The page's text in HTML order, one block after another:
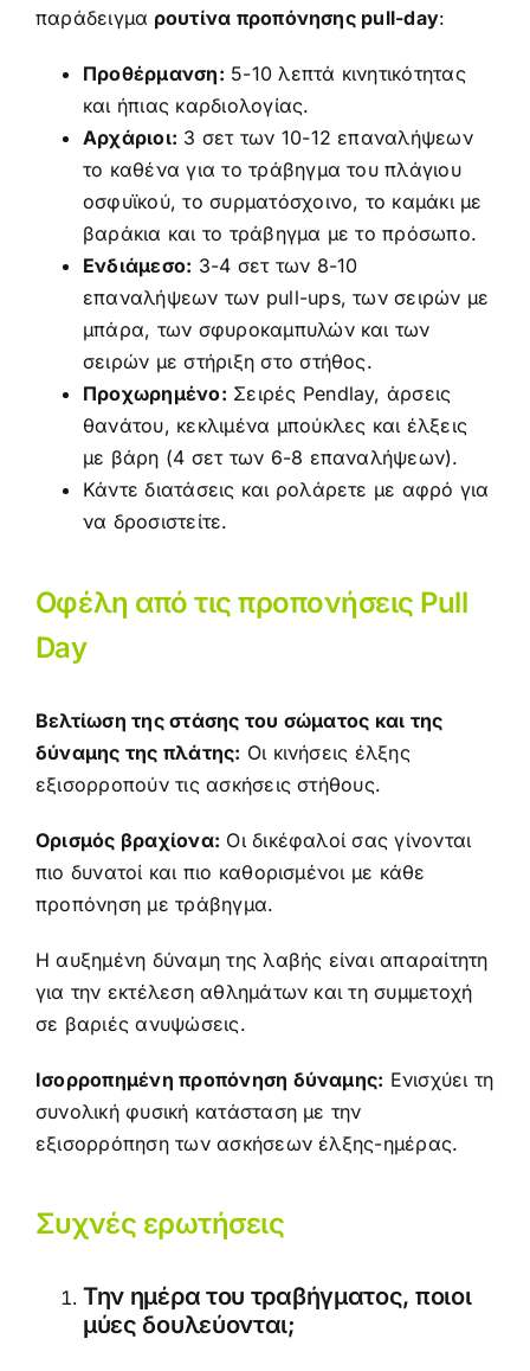
παράδειγμα ρουτίνα προπόνησης pull-day:
Προθέρμανση: 5-10 λεπτά κινητικότητας
και ήπιας καρδιολογίας.
Αρχάριοι: 3 σετ των 10-12 επαναλήψεων
το καθένα για το τράβηγμα του πλάγιου
οσφυϊκού, το συρματόσχοινο, το καμάκι με
βαράκια και το τράβηγμα με το πρόσωπο.
Ενδιάμεσο: 3-4 σετ των 8-10
επαναλήψεων των pull-ups, των σειρών με
μπάρα, των σφυροκαμπυλών και των
σειρών με στήριξη στο στήθος.
Προχωρημένο: Σειρές Pendlay, άρσεις
θανάτου, κεκλιμένα μπούκλες και έλξεις
με βάρη (4 σετ των 6-8 επαναλήψεων).
Κάντε διατάσεις και ρολάρετε με αφρό για
να δροσιστείτε.
Οφέλη από τις προπονήσεις Pull
Day
Βελτίωση της στάσης του σώματος και της
δύναμης της πλάτης: Οι κινήσεις έλξης
εξισορροπούν τις ασκήσεις στήθους.
Ορισμός βραχίονα: Οι δικέφαλοί σας γίνονται
πιο δυνατοί και πιο καθορισμένοι με κάθε
προπόνηση με τράβηγμα.
Η αυξημένη δύναμη της λαβής είναι απαραίτητη
για την εκτέλεση αθλημάτων και τη συμμετοχή
σε βαριές ανυψώσεις.
Ισορροπημένη προπόνηση δύναμης: Ενισχύει τη
συνολική φυσική κατάσταση με την
εξισορρόπηση των ασκήσεων έλξης-ημέρας.
Συχνές ερωτήσεις
Την ημέρα του τραβήγματος, ποιοι
μύες δουλεύονται;